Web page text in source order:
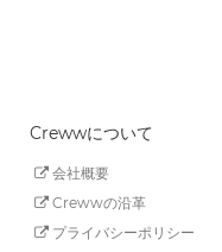
Crewwについて
会社概要
Crewwの沿革
プライバシーポリシー